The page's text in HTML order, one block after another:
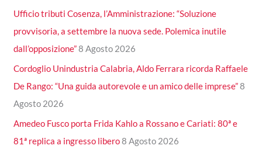
Ufficio tributi Cosenza, l’Amministrazione: “Soluzione
provvisoria, a settembre la nuova sede. Polemica inutile
dall’opposizione”8 Agosto 2026
Cordoglio Unindustria Calabria, Aldo Ferrara ricorda Raffaele
De Rango: “Una guida autorevole e un amico delle imprese”8
Agosto 2026
Amedeo Fusco porta Frida Kahlo a Rossano e Cariati: 80ª e
81ª replica a ingresso libero8 Agosto 2026